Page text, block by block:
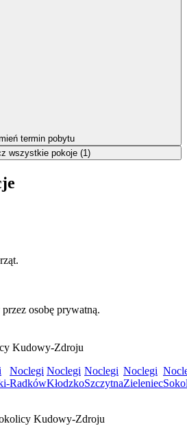
termin pobytu
wszystkie pokoje (1)
osobę prywatną.
Kudowy-Zdroju
Noclegi
Radków
Noclegi
Kłodzko
Noclegi
Szczytna
Noclegi
Zieleniec
Kudowy-Zdroju